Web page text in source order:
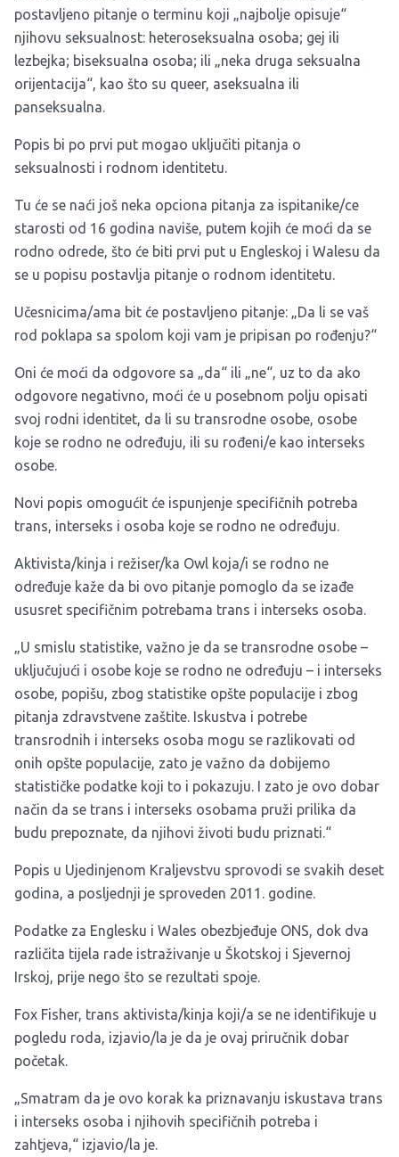
postavljeno pitanje o terminu koji „najbolje opisuje“
njihovu seksualnost: heteroseksualna osoba; gej ili
lezbejka; biseksualna osoba; ili „neka druga seksualna
orijentacija“, kao što su queer, aseksualna ili
panseksualna.
Popis bi po prvi put mogao uključiti pitanja o
seksualnosti i rodnom identitetu.
Tu će se naći još neka opciona pitanja za ispitanike/ce
starosti od 16 godina naviše, putem kojih će moći da se
rodno odrede, što će biti prvi put u Engleskoj i Walesu da
se u popisu postavlja pitanje o rodnom identitetu.
Učesnicima/ama bit će postavljeno pitanje: „Da li se vaš
rod poklapa sa spolom koji vam je pripisan po rođenju?“
Oni će moći da odgovore sa „da“ ili „ne“, uz to da ako
odgovore negativno, moći će u posebnom polju opisati
svoj rodni identitet, da li su transrodne osobe, osobe
koje se rodno ne određuju, ili su rođeni/e kao interseks
osobe.
Novi popis omogućit će ispunjenje specifičnih potreba
trans, interseks i osoba koje se rodno ne određuju.
Aktivista/kinja i režiser/ka Owl koja/i se rodno ne
određuje kaže da bi ovo pitanje pomoglo da se izađe
ususret specifičnim potrebama trans i interseks osoba.
„U smislu statistike, važno je da se transrodne osobe –
uključujući i osobe koje se rodno ne određuju – i interseks
osobe, popišu, zbog statistike opšte populacije i zbog
pitanja zdravstvene zaštite. Iskustva i potrebe
transrodnih i interseks osoba mogu se razlikovati od
onih opšte populacije, zato je važno da dobijemo
statističke podatke koji to i pokazuju. I zato je ovo dobar
način da se trans i interseks osobama pruži prilika da
budu prepoznate, da njihovi životi budu priznati.“
Popis u Ujedinjenom Kraljevstvu sprovodi se svakih deset
godina, a posljednji je sproveden 2011. godine.
Podatke za Englesku i Wales obezbjeđuje ONS, dok dva
različita tijela rade istraživanje u Škotskoj i Sjevernoj
Irskoj, prije nego što se rezultati spoje.
Fox Fisher, trans aktivista/kinja koji/a se ne identifikuje u
pogledu roda, izjavio/la je da je ovaj priručnik dobar
početak.
„Smatram da je ovo korak ka priznavanju iskustava trans
i interseks osoba i njihovih specifičnih potreba i
zahtjeva,“ izjavio/la je.